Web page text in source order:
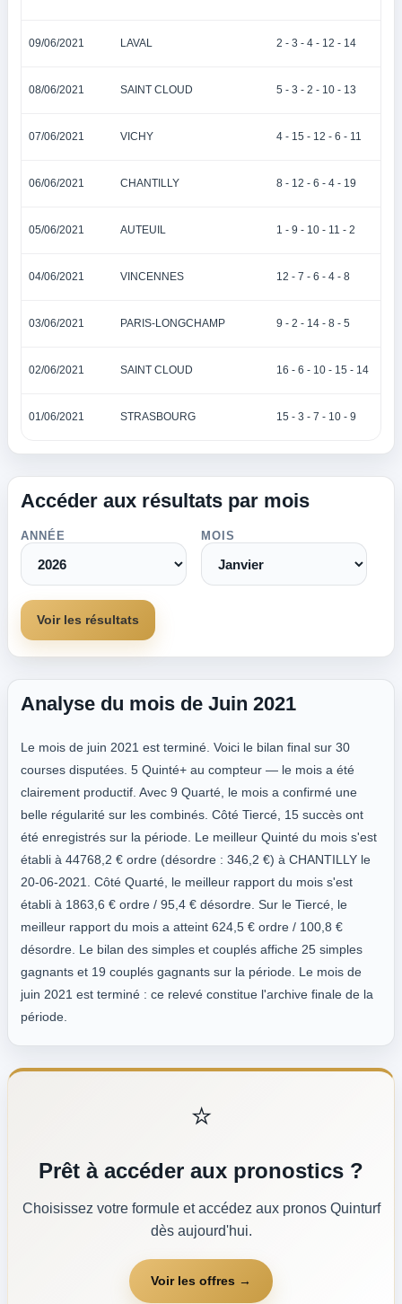
09/06/2021 LAVAL 2 - 3 - 4 - 12 - 14
08/06/2021 SAINT CLOUD 5 - 3 - 2 - 10 - 13
07/06/2021 VICHY 4 - 15 - 12 - 6 - 11
06/06/2021 CHANTILLY 8 - 12 - 6 - 4 - 19
05/06/2021 AUTEUIL 1 - 9 - 10 - 11 - 2
04/06/2021 VINCENNES 12 - 7 - 6 - 4 - 8
03/06/2021 PARIS-LONGCHAMP 9 - 2 - 14 - 8 - 5
02/06/2021 SAINT CLOUD 16 - 6 - 10 - 15 - 14
01/06/2021 STRASBOURG 15 - 3 - 7 - 10 - 9
Accéder aux résultats par mois
ANNÉE MOIS
Voir les résultats
Analyse du mois de Juin 2021
Le mois de juin 2021 est terminé. Voici le bilan final sur 30
courses disputées. 5 Quinté+ au compteur — le mois a été
clairement productif. Avec 9 Quarté, le mois a confirmé une
belle régularité sur les combinés. Côté Tiercé, 15 succès ont
été enregistrés sur la période. Le meilleur Quinté du mois s'est
établi à 44768,2 € ordre (désordre : 346,2 €) à CHANTILLY le
20-06-2021. Côté Quarté, le meilleur rapport du mois s'est
établi à 1863,6 € ordre / 95,4 € désordre. Sur le Tiercé, le
meilleur rapport du mois a atteint 624,5 € ordre / 100,8 €
désordre. Le bilan des simples et couplés affiche 25 simples
gagnants et 19 couplés gagnants sur la période. Le mois de
juin 2021 est terminé : ce relevé constitue l'archive finale de la
période.
⭐
Prêt à accéder aux pronostics ?
Choisissez votre formule et accédez aux pronos Quinturf
dès aujourd'hui.
Voir les offres →